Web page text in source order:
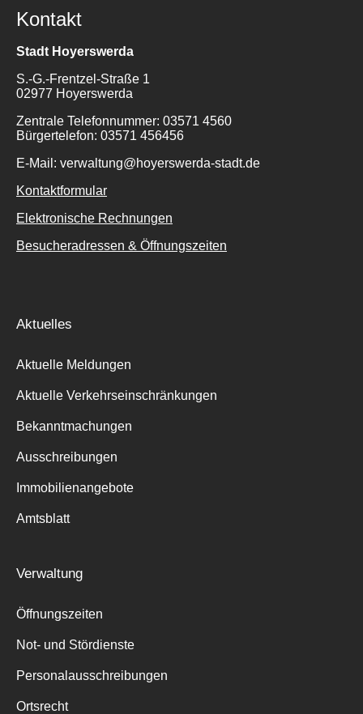
Kontakt
Stadt Hoyerswerda
S.-G.-Frentzel-Straße 1
02977 Hoyerswerda
Zentrale Telefonnummer: 03571 4560
Bürgertelefon: 03571 456456
E-Mail: verwaltung@hoyerswerda-stadt.de
Kontaktformular
Elektronische Rechnungen
Besucheradressen & Öffnungszeiten
Aktuelles
Aktuelle Meldungen
Aktuelle Verkehrseinschränkungen
Bekanntmachungen
Ausschreibungen
Immobilienangebote
Amtsblatt
Verwaltung
Öffnungszeiten
Not- und Stördienste
Personalausschreibungen
Ortsrecht